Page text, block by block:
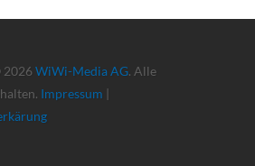
2026 WiWi-Media AG. Alle
Impressum |